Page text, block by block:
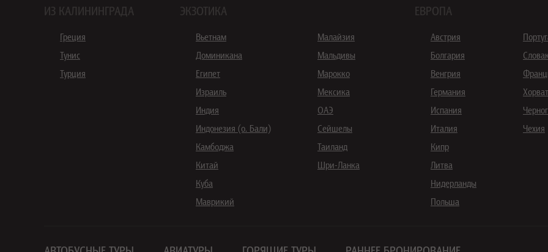
ИЗ КАЛИНИНГРАДА
Греция
Тунис
Турция
ЭКЗОТИКА
Вьетнам
Доминикана
Египет
Израиль
Индия
Индонезия (о. Бали)
Камбоджа
Китай
Куба
Маврикий
Малайзия
Мальдивы
Марокко
Мексика
ОАЭ
Сейшелы
Таиланд
Шри-Ланка
ЕВРОПА
Австрия
Болгария
Венгрия
Германия
Испания
Италия
Кипр
Литва
Нидерланды
Польша
Чехия